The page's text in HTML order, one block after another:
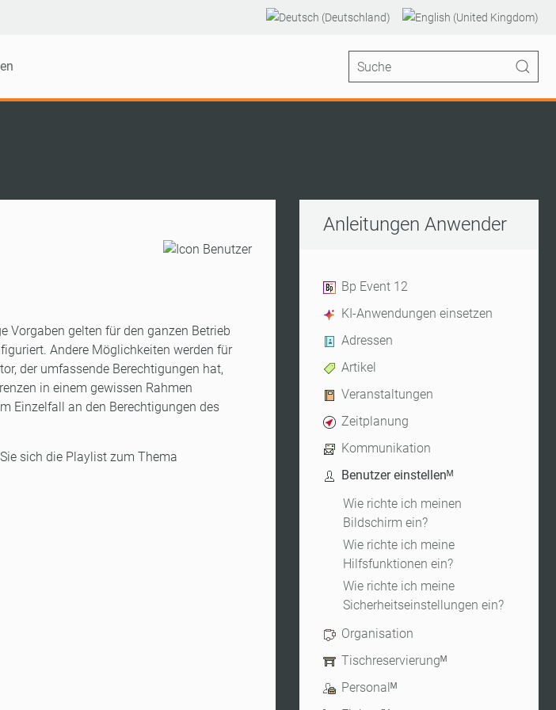
Vorgaben gelten für den ganzen Betrieb
Andere Möglichkeiten werden für
der umfassende Berechtigungen hat,
in einem gewissen Rahmen
Einzelfall an den Berechtigungen des
sich die Playlist zum Thema
Anleitungen Anwender
Bp Event 12
KI-Anwendungen einsetzen
Adressen
Artikel
Veranstaltungen
Zeitplanung
Kommunikation
Benutzer einstellenᴹ
Wie richte ich meinen
Bildschirm ein?
Wie richte ich meine
Hilfsfunktionen ein?
Wie richte ich meine
Sicherheitseinstellungen ein?
Organisation
Tischreservierungᴹ
Personalᴹ